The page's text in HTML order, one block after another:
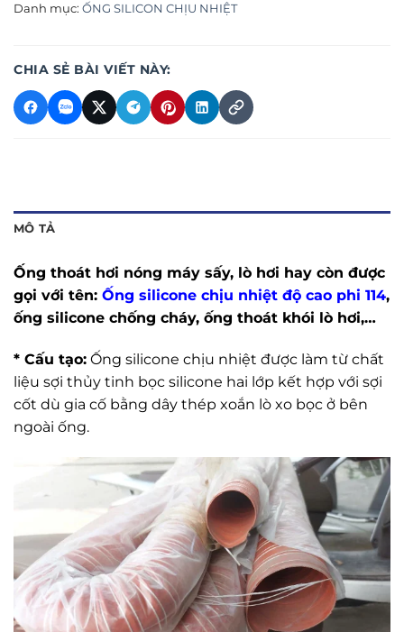
Danh mục: ỐNG SILICON CHỊU NHIỆT
CHIA SẺ BÀI VIẾT NÀY:
MÔ TẢ
Ống thoát hơi nóng máy sấy, lò hơi hay còn được
gọi với tên: Ống silicone chịu nhiệt độ cao phi 114,
ống silicone chống cháy, ống thoát khói lò hơi,…
* Cấu tạo: Ống silicone chịu nhiệt được làm từ chất
liệu sợi thủy tinh bọc silicone hai lớp kết hợp với sợi
cốt dù gia cố bằng dây thép xoắn lò xo bọc ở bên
ngoài ống.